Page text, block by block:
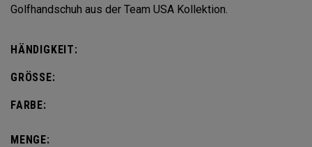
Golfhandschuh aus der Team USA Kollektion.
HÄNDIGKEIT:
GRÖSSE:
FARBE:
MENGE: